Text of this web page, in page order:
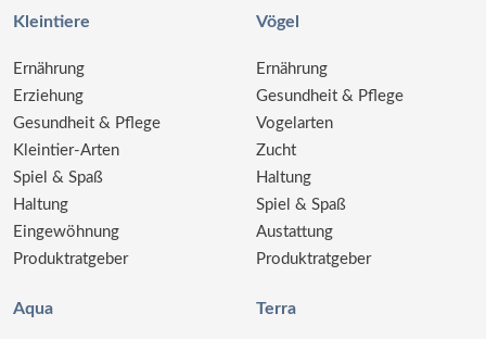
Kleintiere
Ernährung
Erziehung
Gesundheit & Pflege
Kleintier-Arten
Spiel & Spaß
Haltung
Eingewöhnung
Produktratgeber
Vögel
Ernährung
Gesundheit & Pflege
Vogelarten
Zucht
Haltung
Spiel & Spaß
Austattung
Produktratgeber
Aqua Terra